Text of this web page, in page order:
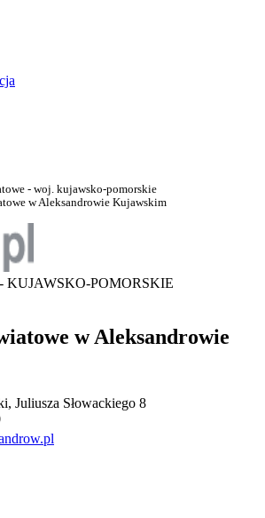
- woj. kujawsko-pomorskie
w Aleksandrowie Kujawskim
KUJAWSKO-POMORSKIE
w Aleksandrowie
, Juliusza Słowackiego 8